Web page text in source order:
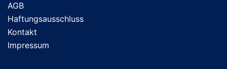
AGB
Haftungsausschluss
Kontakt
Impressum